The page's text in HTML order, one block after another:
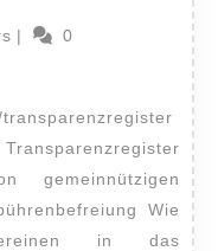
t.dedters
|
0
gemeinnützigen
Wie
in das